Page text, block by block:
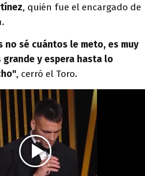
, quién fue el encargado de
no sé cuántos le meto, es muy
y espera hasta lo
, cerró el Toro.